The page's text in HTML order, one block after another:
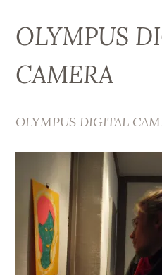
OLYMPUS
CAMERA
OLYMPUS DIGITAL